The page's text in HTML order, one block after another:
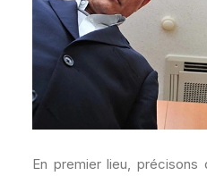
En premier lieu, précisons